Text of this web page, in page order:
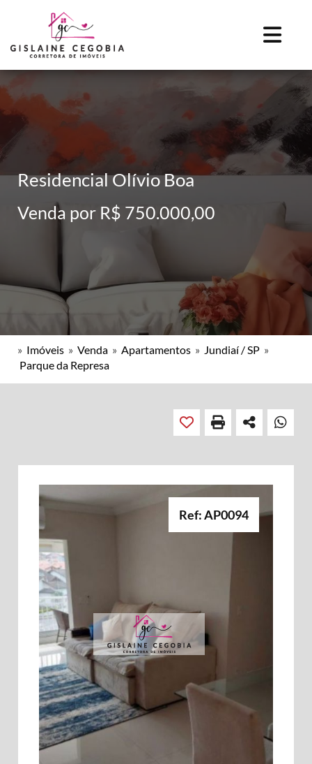
Residencial Olívio Boa
Venda por R$ 750.000,00
» Imóveis » Venda » Apartamentos » Jundiaí / SP »
Parque da Represa
Ref: AP0094